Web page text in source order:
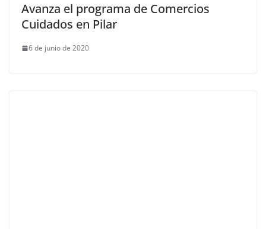
Avanza el programa de Comercios
Cuidados en Pilar
6 de junio de 2020